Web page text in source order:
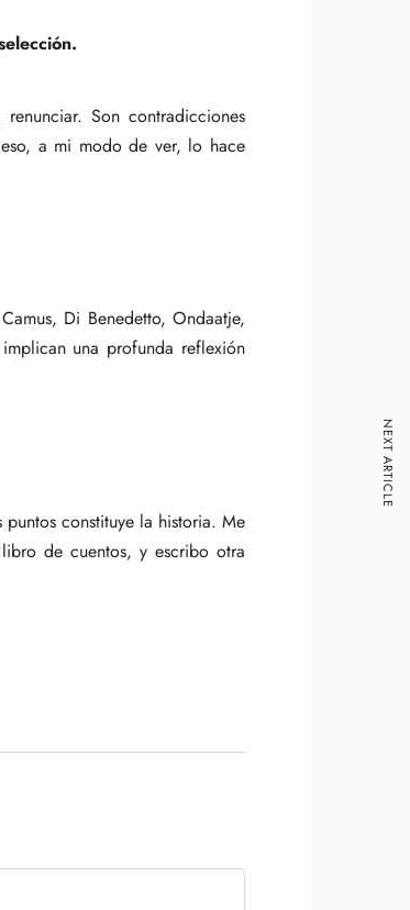
Son contradicciones
a mi modo de ver, lo hace
Di Benedetto, Ondaatje,
una profunda reflexión
constituye la historia. Me
de cuentos, y escribo otra
NEXT ARTICLE